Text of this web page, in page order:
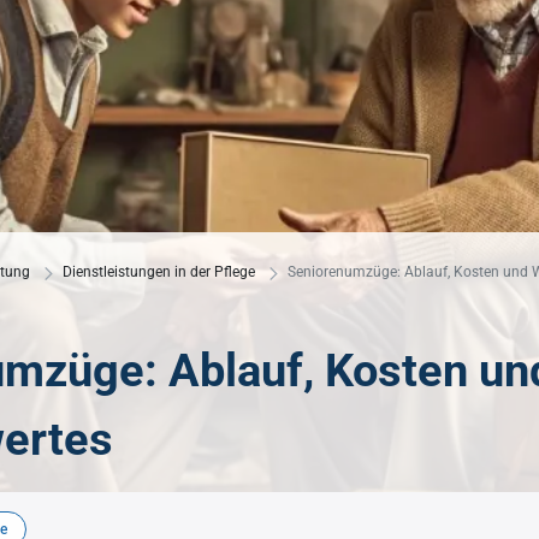
Mobilität
Hygiene im Pflegewesen
Hygieneanforderungen
Hygienemanagement
Einmalhandschuhe
Hygieneverordnung
Gürtelrose
Morbus Parkinson
Multiple Sklerose
Dienstleistungen in der Pflege Seniorenumzüge: Ablauf, Kosten und
Ablauf, Kosten